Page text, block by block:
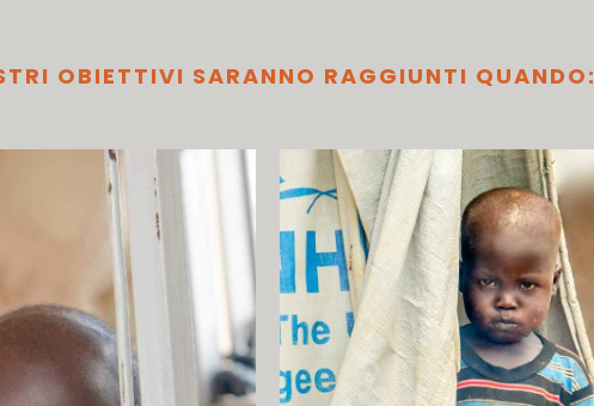
OBIETTIVI SARANNO RAGGIUNTI QUANDO: